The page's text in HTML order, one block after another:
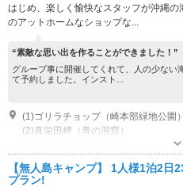
はじめ、楽しく愉快なスタッフが沖縄
のアットホームなショップな...
“素敵な思い出を作ることができました！”
グループ事に開催してくれて、人の少な
て予約しました。インスト...
(1)ゴリラチョップ（崎本部緑地公園）
(2)真栄田岬（青の洞窟）
【無人島キャンプ】 1人様1泊2
プラン!